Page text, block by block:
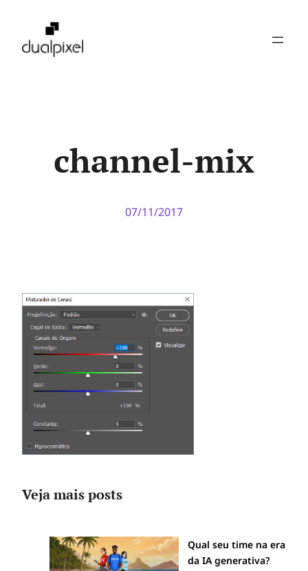
channel-mix
07/11/2017
Veja mais posts
Qual seu time na era
da IA generativa?